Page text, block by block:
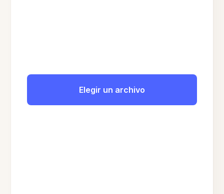
Elegir un archivo